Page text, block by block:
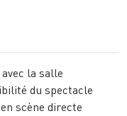
la salle
du spectacle
scène directe